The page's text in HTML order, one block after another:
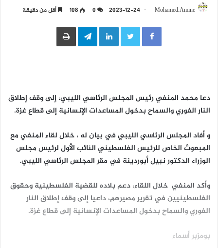
Mohamed.Amine
2023-12-24
108 أقل من دقيقة
LinkedIn
Telegramطباعة
دعا محمد المنفي رئيس المجلس الرئاسي الليبي، إلى وقف إطلاق
النار الفوري والسماح بدخول المساعدات الإنسانية إلى قطاع غزة.
و أفاد المجلس الرئاسي الليبي في بيان له ، خلال لقاء المنفي مع
المبعوث الخاص للرئيس الفلسطيني النائب الأول لرئيس مجلس
الوزراء الدكتور نبيل أبوردينة في مقر المجلس الرئاسي الليبي.
وأكد المنفي خلال اللقاء، دعم بلاده للقضية الفلسطينية وحقوق
الفلسطينيين في تقرير مصيرهم، داعيا إلى وقف إطلاق النار
الفوري والسماح بدخول المساعدات الإنسانية إلى قطاع غزة.
بومزبر أسماء